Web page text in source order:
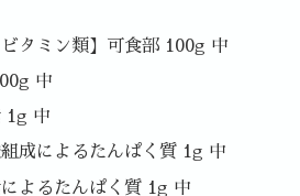
ビタミン類】可食部 100g 中
中
1g 中
成によるたんぱく質 1g 中
よるたんぱく質 1g 中